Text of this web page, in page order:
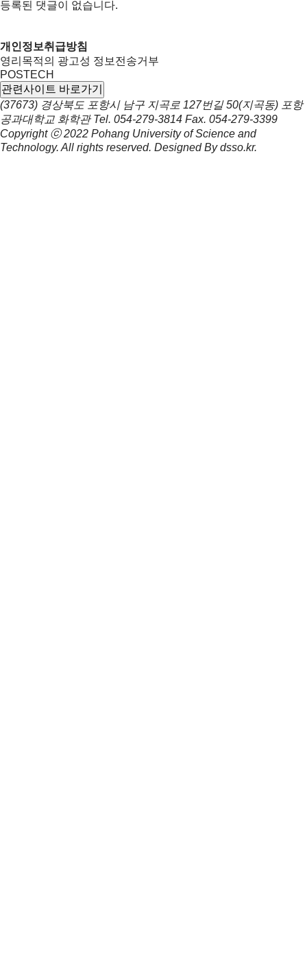
등록된 댓글이 없습니다.
개인정보취급방침
영리목적의 광고성 정보전송거부
POSTECH
관련사이트 바로가기
(37673) 경상북도 포항시 남구 지곡로 127번길 50(지곡동) 포항
공과대학교 화학관 Tel. 054-279-3814 Fax. 054-279-3399
Copyright ⓒ 2022 Pohang University of Science and
Technology. All rights reserved. Designed Bydsso.kr.